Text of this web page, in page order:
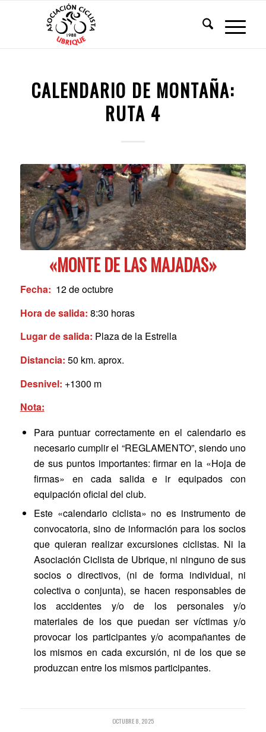
CALENDARIO DE MONTAÑA:
RUTA 4
«MONTE DE LAS MAJADAS»
Fecha: 12 de octubre
Hora de salida: 8:30 horas
Lugar de salida: Plaza de la Estrella
Distancia: 50 km. aprox.
Desnivel: +1300 m
Nota:
Para puntuar correctamente en el calendario es
necesario cumplir el “REGLAMENTO”, siendo uno
de sus puntos importantes: firmar en la «Hoja de
firmas» en cada salida e ir equipados con
equipación oficial del club.
Este «calendario ciclista» no es instrumento de
convocatoria, sino de información para los socios
que quieran realizar excursiones ciclistas. Ni la
Asociación Ciclista de Ubrique, ni ninguno de sus
socios o directivos, (ni de forma individual, ni
colectiva o conjunta), se hacen responsables de
los accidentes y/o de los personales y/o
materiales de los que puedan ser víctimas y/o
provocar los participantes y/o acompañantes de
los mismos en cada excursión, ni de los que se
produzcan entre los mismos participantes.
OCTUBRE 8, 2025